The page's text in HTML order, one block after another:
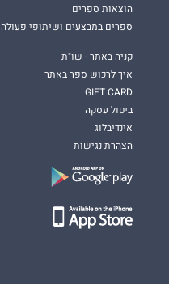
הוצאות ספרים
ספרים במבצעים ושיתופי פעולה
קניה באתר - שו"ת
איך לרכוש ספר באתר
GIFT CARD
ביטול עסקה
אינדיבלוג
הצהרת נגישות